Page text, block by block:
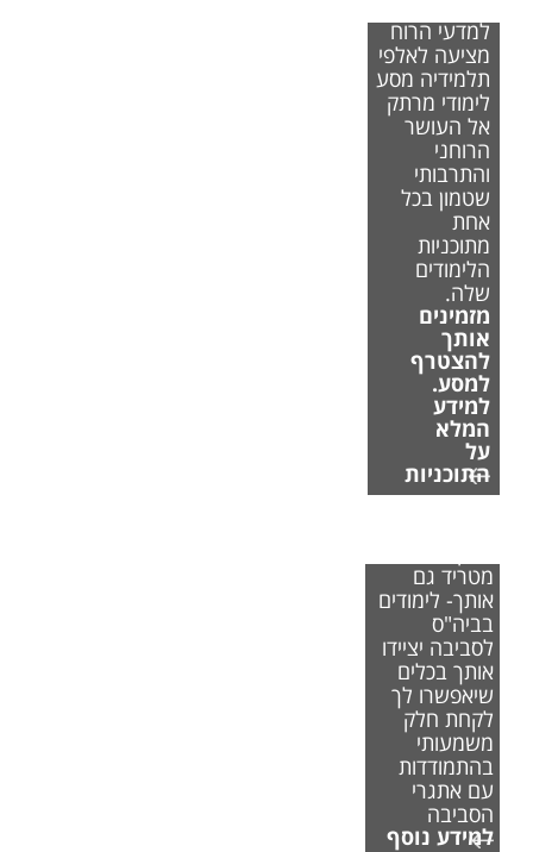
למדעי הרוח
מציעה לאלפי
תלמידיה מסע
לימודי מרתק
אל העושר
הרוחני
והתרבותי
שטמון בכל
אחת
מתוכניות
הלימודים
שלה.
מזמינים
אותך
להצטרף
למסע.
למידע
המלא
על
התוכניות
מטריד גם
אותך- לימודים
בביה"ס
לסביבה יציידו
אותך בכלים
שיאפשרו לך
לקחת חלק
משמעותי
בהתמודדות
עם אתגרי
הסביבה
למידע נוסף